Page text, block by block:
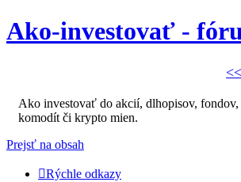
Ako-investovať -
Ako investovať do akcií, dlhopisov,
komodít či krypto mien.
Prejsť na obsah
Rýchle odkazy